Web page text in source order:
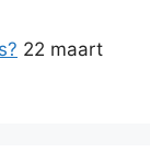
22 maart